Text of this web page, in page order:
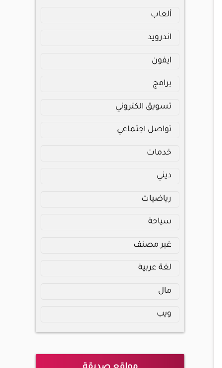
ألعاب
اندرويد
ايفون
برامج
تسويق الكتروني
تواصل اجتماعي
خدمات
ديني
رياضيات
سياحة
غير مصنف
لغة عربية
مال
ويب